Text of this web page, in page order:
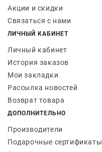
Акции и скидки
Связаться с нами
ЛИЧНЫЙ КАБИНЕТ
Личный кабинет
История заказов
Мои закладки
Рассылка новостей
Возврат товара
ДОПОЛНИТЕЛЬНО
Производители
Подарочные сертификаты